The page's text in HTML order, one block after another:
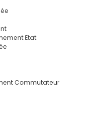
Etat
Commutateur